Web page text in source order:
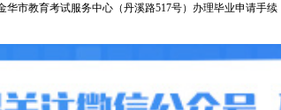
华市教育考试服务中心（丹溪路517号）办理毕业申请手